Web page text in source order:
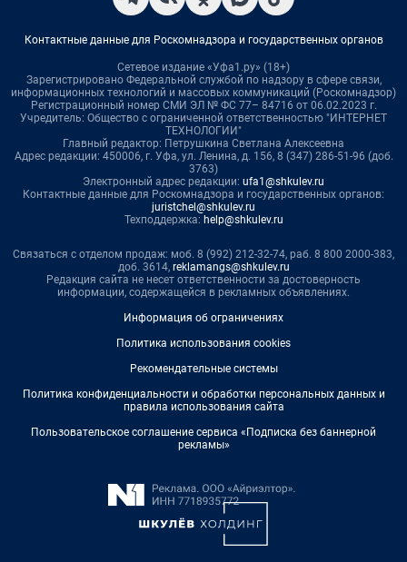
Контактные данные для Роскомнадзора и государственных органов
Сетевое издание «Уфа1.ру» (18+)
Зарегистрировано Федеральной службой по надзору в сфере связи,
информационных технологий и массовых коммуникаций (Роскомнадзор)
Регистрационный номер СМИ ЭЛ № ФС 77– 84716 от 06.02.2023 г.
Учредитель: Общество с ограниченной ответственностью "ИНТЕРНЕТ
ТЕХНОЛОГИИ"
Главный редактор: Петрушкина Светлана Алексеевна
Адрес редакции: 450006, г. Уфа, ул. Ленина, д. 156, 8 (347) 286-51-96 (доб.
3763)
Электронный адрес редакции: ufa1@shkulev.ru
Контактные данные для Роскомнадзора и государственных органов:
juristchel@shkulev.ru
Техподдержка: help@shkulev.ru
Связаться с отделом продаж: моб. 8 (992) 212-32-74, раб. 8 800 2000-383,
доб. 3614, reklamangs@shkulev.ru
Редакция сайта не несет ответственности за достоверность
информации, содержащейся в рекламных объявлениях.
Информация об ограничениях
Политика использования cookies
Рекомендательные системы
Политика конфиденциальности и обработки персональных данных и
правила использования сайта
Пользовательское соглашение сервиса «Подписка без баннерной
рекламы»